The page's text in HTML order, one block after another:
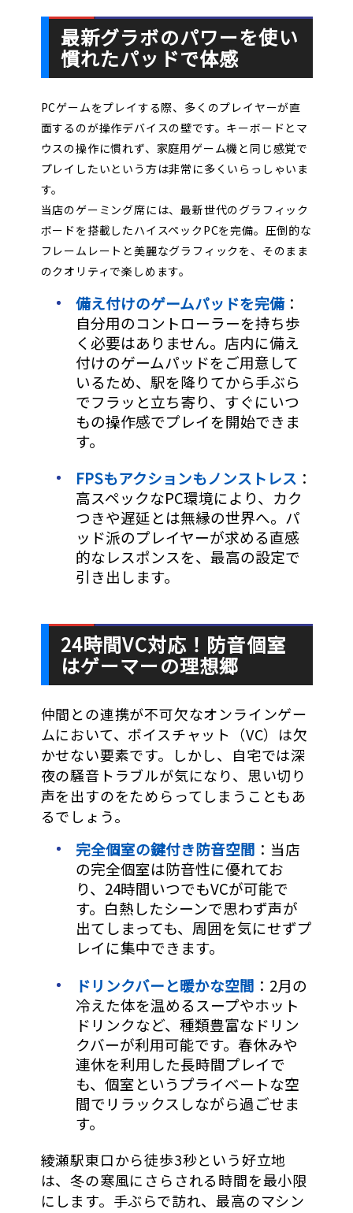
最新グラボのパワーを使い
慣れたパッドで体感
PCゲームをプレイする際、多くのプレイヤーが直
面するのが操作デバイスの壁です。キーボードとマ
ウスの操作に慣れず、家庭用ゲーム機と同じ感覚で
プレイしたいという方は非常に多くいらっしゃいま
す。
当店のゲーミング席には、最新世代のグラフィック
ボードを搭載したハイスペックPCを完備。圧倒的な
フレームレートと美麗なグラフィックを、そのまま
のクオリティで楽しめます。
備え付けのゲームパッドを完備：
自分用のコントローラーを持ち歩
く必要はありません。店内に備え
付けのゲームパッドをご用意して
いるため、駅を降りてから手ぶら
でフラッと立ち寄り、すぐにいつ
もの操作感でプレイを開始できま
す。
FPSもアクションもノンストレス ：
高スペックなPC環境により、カク
つきや遅延とは無縁の世界へ。パ
ッド派のプレイヤーが求める直感
的なレスポンスを、最高の設定で
引き出します。
24時間VC対応！防音個室
はゲーマーの理想郷
仲間との連携が不可欠なオンラインゲー
ムにおいて、ボイスチャット（VC）は欠
かせない要素です。しかし、自宅では深
夜の騒音トラブルが気になり、思い切り
声を出すのをためらってしまうこともあ
るでしょう。
完全個室の鍵付き防音空間 ：当店
の完全個室は防音性に優れてお
り、24時間いつでもVCが可能で
す。白熱したシーンで思わず声が
出てしまっても、周囲を気にせずプ
レイに集中できます。
ドリンクバーと暖かな空間 ：2月の
冷えた体を温めるスープやホット
ドリンクなど、種類豊富なドリン
クバーが利用可能です。春休みや
連休を利用した長時間プレイで
も、個室というプライベートな空
間でリラックスしながら過ごせま
す。
綾瀬駅東口から徒歩3秒という好立地
は、冬の寒風にさらされる時間を最小限
にします。手ぶらで訪れ、最高のマシン